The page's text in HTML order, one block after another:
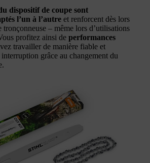
dispositif de coupe sont
l’un à l’autre et renforcent dès lors
– même lors d’utilisations
profitez ainsi de performances
travailler de manière fiable et
grâce au changement du